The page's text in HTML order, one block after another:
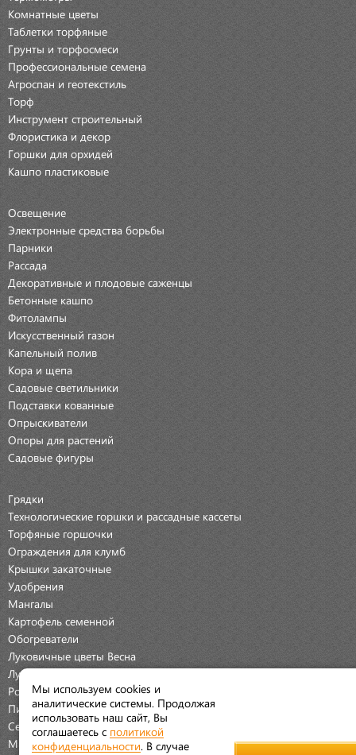
Комнатные цветы
Таблетки торфяные
Грунты и торфосмеси
Профессиональные семена
Агроспан и геотекстиль
Торф
Инструмент строительный
Флористика и декор
Горшки для орхидей
Кашпо пластиковые
Освещение
Электронные средства борьбы
Парники
Рассада
Декоративные и плодовые саженцы
Бетонные кашпо
Фитолампы
Искусственный газон
Капельный полив
Кора и щепа
Садовые светильники
Подставки кованные
Опрыскиватели
Опоры для растений
Садовые фигуры
Грядки
Технологические горшки и рассадные кассеты
Торфяные горшочки
Ограждения для клумб
Крышки закаточные
Удобрения
Мангалы
Картофель семенной
Обогреватели
Луковичные цветы Весна
Луковичные цветы Осень
Розы
Пионы
Семена Овощей
Мраморная крошка
Мы используем cookies и
аналитические системы. Продолжая
использовать наш сайт, Вы
соглашаетесь с политикой
конфиденциальности . В случае